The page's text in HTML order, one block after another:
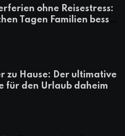
ohne Reisestress:
Tagen Familien besser
zu Hause: Der ultimative
für den Urlaub daheim